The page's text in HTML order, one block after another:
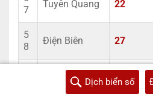
7
Tuyên Quang 22
5
8
Điện Biên 27
Lai Châu 25
Dịch biển số